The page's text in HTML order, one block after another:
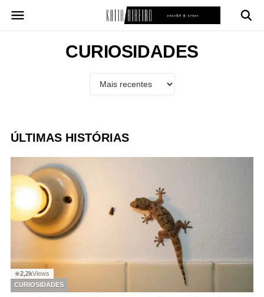
para
CURIOSIDADES
ÚLTIMAS HISTÓRIAS
◉2,2kViews
CURIOSIDADES